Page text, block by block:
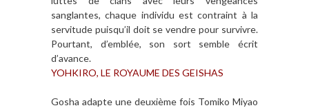
sanglantes, chaque individu est contraint à la
servitude puisqu’il doit se vendre pour survivre.
Pourtant, d’emblée, son sort semble écrit
d’avance.
YOHKIRO, LE ROYAUME DES GEISHAS
Gosha adapte une deuxième fois Tomiko Miyao